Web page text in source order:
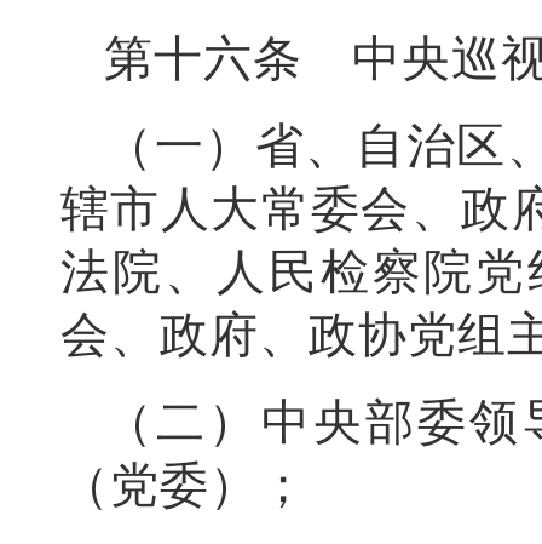
第十六条 中央巡
（一）省、自治
辖市人大常委会、政
法院、人民检察院
会、政府、政协党组
（二）中央部委
（党委）；